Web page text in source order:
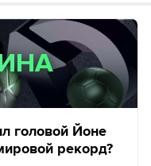
головой Йоне
рекорд?